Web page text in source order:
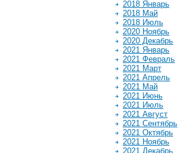
2018 Январь
2018 Май
2018 Июль
2020 Ноябрь
2020 Декабрь
2021 Январь
2021 Февраль
2021 Март
2021 Апрель
2021 Май
2021 Июнь
2021 Июль
2021 Август
2021 Сентябрь
2021 Октябрь
2021 Ноябрь
2021 Декабрь